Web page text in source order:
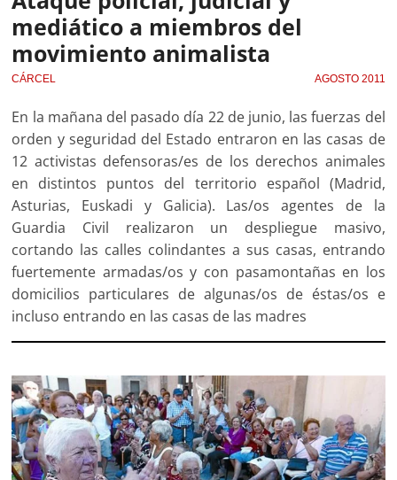
mediático a miembros del
movimiento animalista
CÁRCEL AGOSTO 2011
En la mañana del pasado día 22 de junio, las fuerzas del
orden y seguridad del Estado entraron en las casas de
12 activistas defensoras/es de los derechos animales
en distintos puntos del territorio español (Madrid,
Asturias, Euskadi y Galicia). Las/os agentes de la
Guardia Civil realizaron un despliegue masivo,
cortando las calles colindantes a sus casas, entrando
fuertemente armadas/os y con pasamontañas en los
domicilios particulares de algunas/os de éstas/os e
incluso entrando en las casas de las madres